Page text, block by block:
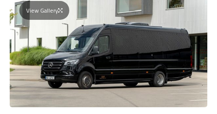
View Gallery